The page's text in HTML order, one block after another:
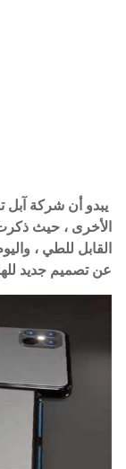
يبدو أن شركة
الأخرى ، حيث
القابل للطي ،
عن تصميم جديد